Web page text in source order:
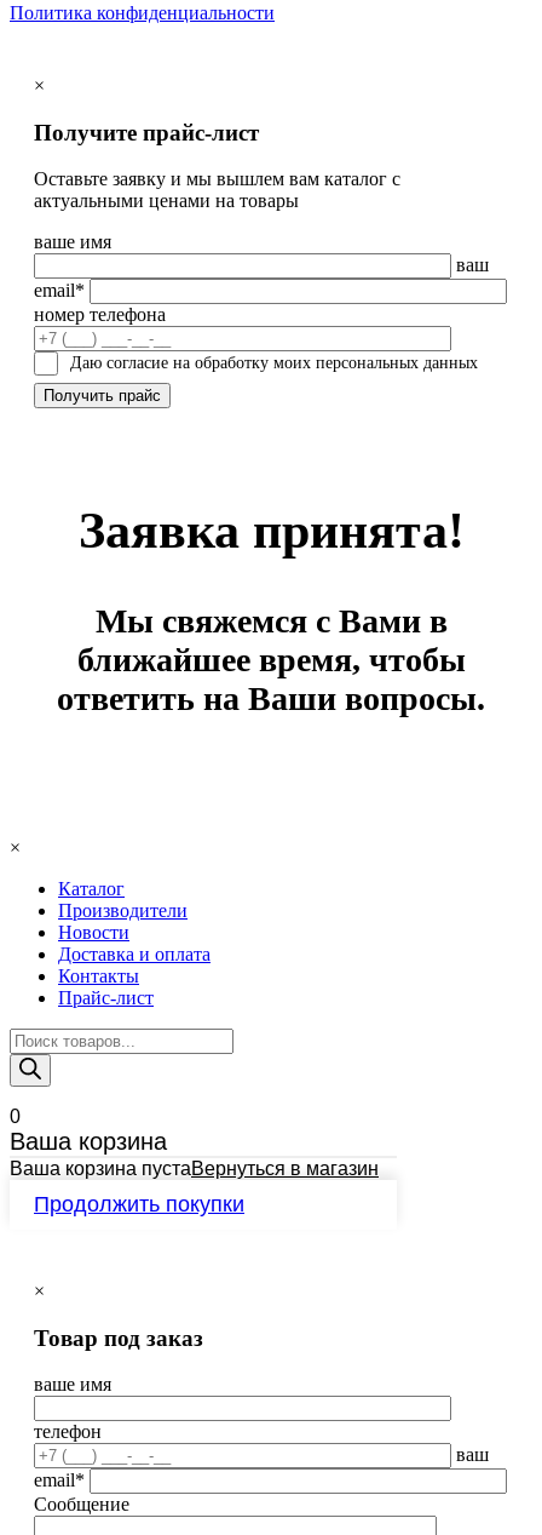
Политика конфиденциальности
×
Получите прайс-лист
Оставьте заявку и мы вышлем вам каталог с
актуальными ценами на товары
ваше имя
ваш
email*
номер телефона
Даю согласие на обработку моих персональных данных
Заявка принята!
Мы свяжемся с Вами в
ближайшее время, чтобы
ответить на Ваши вопросы.
×
Каталог
Производители
Новости
Доставка и оплата
Контакты
Прайс-лист
Поиск
товаров
0
Ваша корзина
Ваша корзина пустаВернуться в магазин
Продолжить покупки
×
Товар под заказ
ваше имя
телефон
ваш
email*
Сообщение